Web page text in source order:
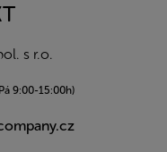
s r.o.
9:00-15:00h)